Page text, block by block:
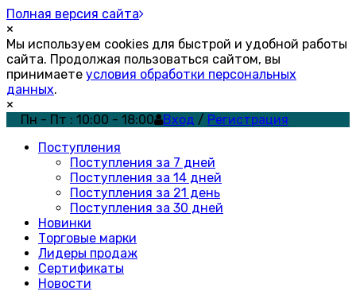
Полная версия сайта
×
Мы используем cookies для быстрой и удобной работы
сайта. Продолжая пользоваться сайтом, вы
принимаете условия обработки персональных
данных.
×
Пн - Пт : 10:00 - 18:00
Вход / Регистрация
Поступления
Поступления за 7 дней
Поступления за 14 дней
Поступления за 21 день
Поступления за 30 дней
Новинки
Торговые марки
Лидеры продаж
Сертификаты
Новости